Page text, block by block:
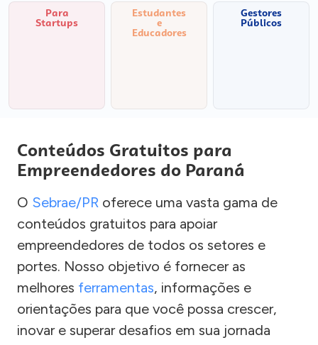
Para
Startups
Estudantes
e
Educadores
Gestores
Públicos
Conteúdos Gratuitos para
Empreendedores do Paraná
O Sebrae/PR oferece uma vasta gama de
conteúdos gratuitos para apoiar
empreendedores de todos os setores e
portes. Nosso objetivo é fornecer as
melhores ferramentas, informações e
orientações para que você possa crescer,
inovar e superar desafios em sua jornada